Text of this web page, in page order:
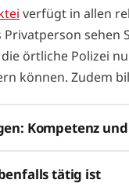
verfügt in allen
sehen
örtliche Polizei
können. Zudem
Kompetenz
tätig ist